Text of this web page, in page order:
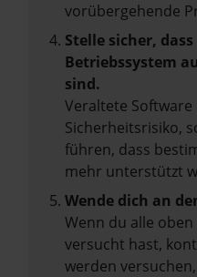
vorübergehende
Stelle sicher,
Betriebssystem
sind.
Veraltete
Sicherheitsrisiko,
führen, dass
mehr unterstützt
Wende dich an
Wenn du alle
versucht hast,
werden